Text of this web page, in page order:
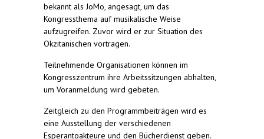
bekannt als JoMo, angesagt, um das
Kongressthema auf musikalische Weise
aufzugreifen. Zuvor wird er zur Situation des
Okzitanischen vortragen.
Teilnehmende Organisationen können im
Kongresszentrum ihre Arbeitssitzungen abhalten,
um Voranmeldung wird gebeten.
Zeitgleich zu den Programmbeiträgen wird es
eine Ausstellung der verschiedenen
Esperantoakteure und den Bücherdienst geben.